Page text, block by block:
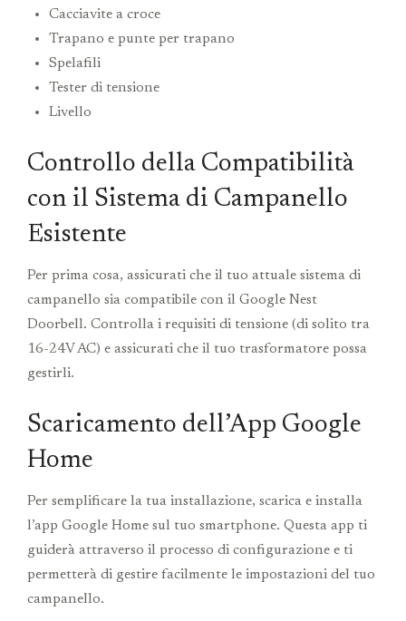
Cacciavite a croce
Trapano e punte per trapano
Spelafili
Tester di tensione
Livello
Controllo della Compatibilità
con il Sistema di Campanello
Esistente
Per prima cosa, assicurati che il tuo attuale sistema di
campanello sia compatibile con il Google Nest
Doorbell. Controlla i requisiti di tensione (di solito tra
16-24V AC) e assicurati che il tuo trasformatore possa
gestirli.
Scaricamento dell’App Google
Home
Per semplificare la tua installazione, scarica e installa
l’app Google Home sul tuo smartphone. Questa app ti
guiderà attraverso il processo di configurazione e ti
permetterà di gestire facilmente le impostazioni del tuo
campanello.